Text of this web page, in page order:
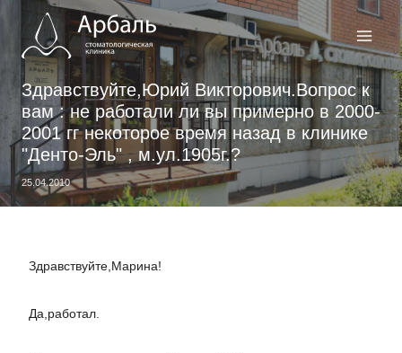
Перейти
содержимому
Здравствуйте,Юрий Викторович.Вопрос к
вам : не работали ли вы примерно в 2000-
2001 гг некоторое время назад в клинике
"Денто-Эль" , м.ул.1905г.?
25.04.2010
Здравствуйте,Марина!
Да,работал.